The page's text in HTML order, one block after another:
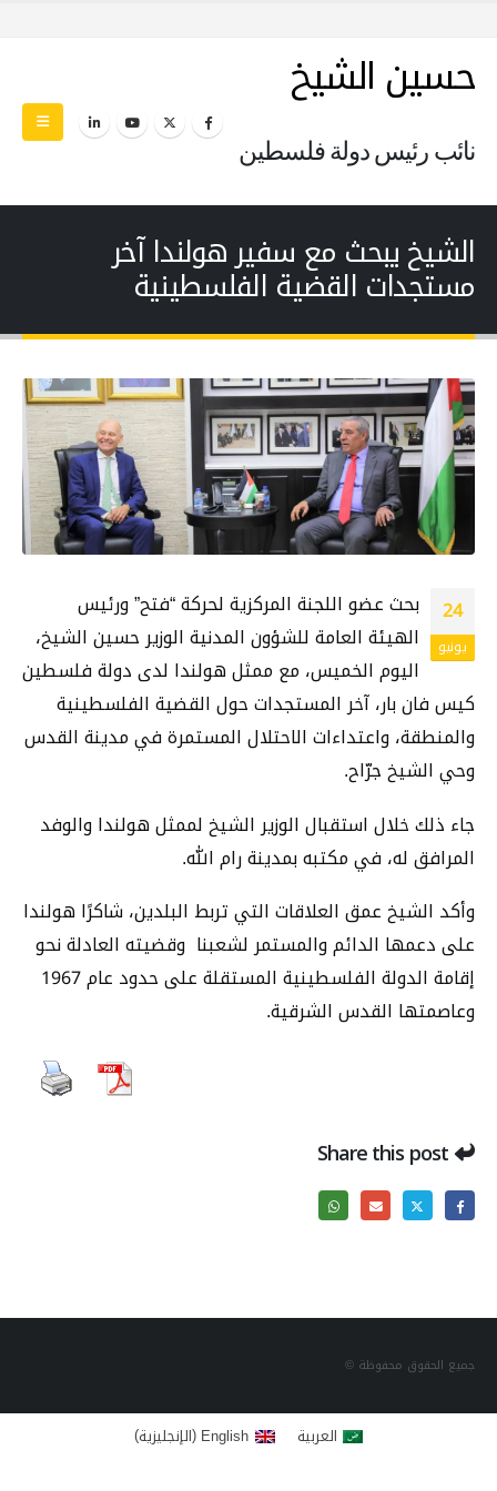
حسين الشيخ
نائب رئيس دولة فلسطين
الشيخ يبحث مع سفير هولندا آخر
مستجدات القضية الفلسطينية
24
يونيو
بحث عضو اللجنة المركزية لحركة “فتح” ورئيس
الهيئة العامة للشؤون المدنية الوزير حسين الشيخ،
اليوم الخميس، مع ممثل هولندا لدى دولة فلسطين
كيس فان بار، آخر المستجدات حول القضية الفلسطينية
والمنطقة، واعتداءات الاحتلال المستمرة في مدينة القدس
وحي الشيخ جرّاح.
جاء ذلك خلال استقبال الوزير الشيخ لممثل هولندا والوفد
المرافق له، في مكتبه بمدينة رام الله.
وأكد الشيخ عمق العلاقات التي تربط البلدين، شاكرًا هولندا
على دعمها الدائم والمستمر لشعبنا وقضيته العادلة نحو
إقامة الدولة الفلسطينية المستقلة على حدود عام 1967
وعاصمتها القدس الشرقية.
Share this post
جميع الحقوق محفوظة ©
العربية English
(الإنجليزية)